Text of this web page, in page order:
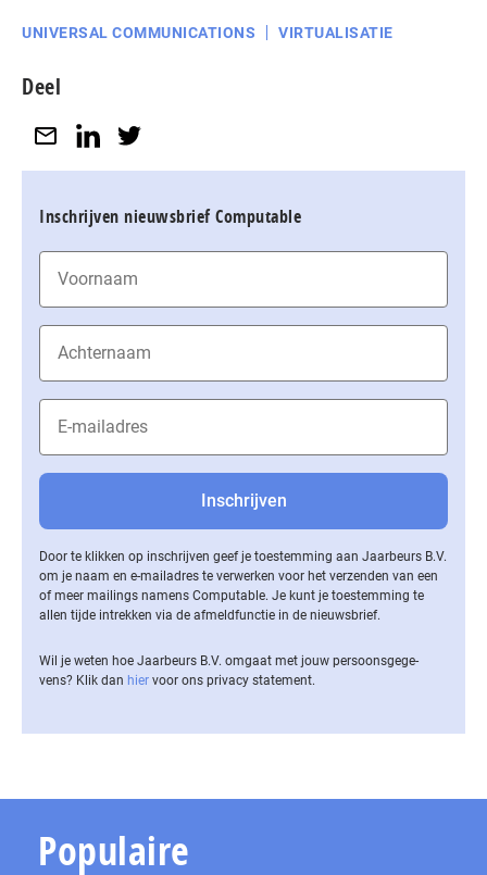
UNIVERSAL COMMUNICATIONS VIRTUALISATIE
Deel
Inschrijven nieuwsbrief Computable
Door te klikken op inschrijven geef je toestemming aan Jaarbeurs B.V.
om je naam en e-mailadres te verwerken voor het verzenden van een
of meer mailings namens Computable. Je kunt je toestemming te
allen tijde intrekken via de af­meld­func­tie in de nieuwsbrief.
Wil je weten hoe Jaarbeurs B.V. omgaat met jouw per­soons­ge­ge­
vens? Klik dan hier voor ons privacy statement.
Populaire